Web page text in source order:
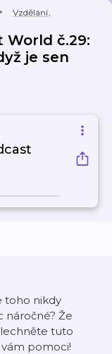
Vzdělání,
World č.29:
je sen
toho nikdy
náročné? Že
tuto
pomoci!